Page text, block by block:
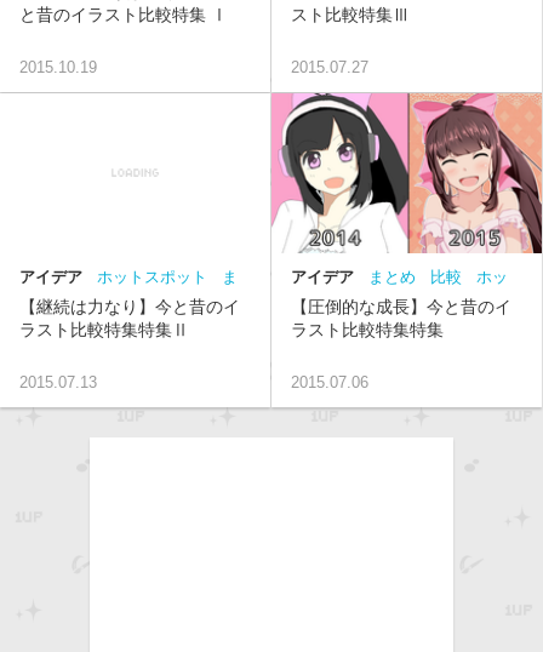
と昔のイラスト比較特集 Ⅰ
2015.10.19
スト比較特集Ⅲ
2015.07.27
アイデア ホットスポット
ま
とめ
比較
【継続は力なり】今と昔のイ
ラスト比較特集特集Ⅱ
2015.07.13
アイデア まとめ 比較
ホッ
トスポット
【圧倒的な成長】今と昔のイ
ラスト比較特集特集
2015.07.06